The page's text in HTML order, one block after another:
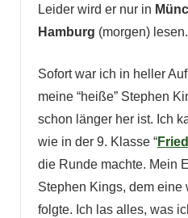
Leider wird er nur in
Hamburg (morgen) lesen.
Sofort war ich in heller
meine “heiße” Stephen
schon länger her ist. Ich
wie in der 9. Klasse “
die Runde machte. Mein
Stephen Kings, dem eine
folgte. Ich las alles, was